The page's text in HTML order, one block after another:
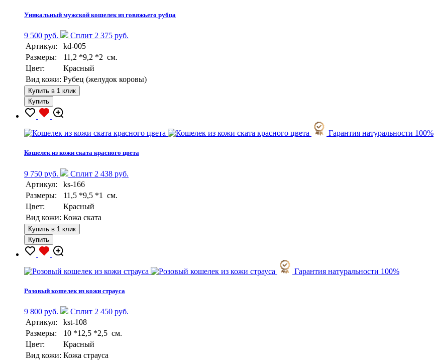
Уникальный мужской кошелек из говяжьего рубца
9 500 руб.
Сплит 2 375 руб.
Артикул:
kd-005
Размеры:
11,2 *9,2 *2 см.
Цвет:
Красный
Вид кожи: Рубец (желудок коровы)
Купить в 1 клик
Купить
Гарантия натуральности 100%
Кошелек из кожи ската красного цвета
9 750 руб.
Сплит 2 438 руб.
Артикул:
ks-166
Размеры:
11,5 *9,5 *1 см.
Цвет:
Красный
Вид кожи: Кожа ската
Купить в 1 клик
Купить
Гарантия натуральности 100%
Розовый кошелек из кожи страуса
9 800 руб.
Сплит 2 450 руб.
Артикул:
kst-108
Размеры:
10 *12,5 *2,5 см.
Цвет:
Красный
Вид кожи: Кожа страуса